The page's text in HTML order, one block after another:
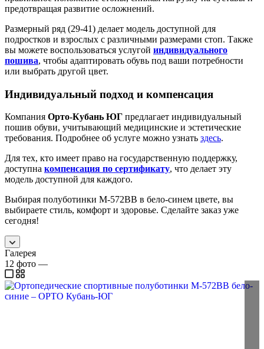
предотвращая развитие осложнений.
Размерный ряд (29-41) делает модель доступной для
подростков и взрослых с различными размерами стоп. Также
вы можете воспользоваться услугой индивидуального
пошива, чтобы адаптировать обувь под ваши потребности
или выбрать другой цвет.
Индивидуальный подход и компенсация
Компания Орто-Кубань ЮГ предлагает индивидуальный
пошив обуви, учитывающий медицинские и эстетические
требования. Подробнее об услуге можно узнать здесь.
Для тех, кто имеет право на государственную поддержку,
доступна компенсация по сертификату, что делает эту
модель доступной для каждого.
Выбирая полуботинки М-572ВВ в бело-синем цвете, вы
выбираете стиль, комфорт и здоровье. Сделайте заказ уже
сегодня!
Галерея
12 фото —